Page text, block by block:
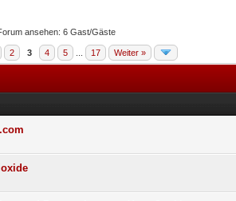
ansehen: 6 Gast/Gäste
2 3 4 5 17 Weiter »
- 0 von 5 durchschnittlich
- 0 von 5 durchschnittlich